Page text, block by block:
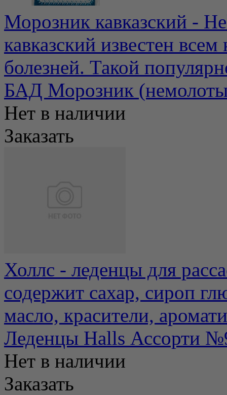
Морозник кавказский -
кавказский известен
болезней. Такой
БАД Морозник
Нет в наличии
Заказать
Холлс - леденцы для
содержит сахар, сироп
масло, красители,
Леденцы Halls Ассорти
Нет в наличии
Заказать